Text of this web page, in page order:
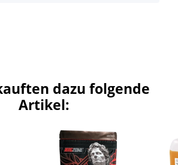
dazu folgende
Artikel: